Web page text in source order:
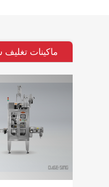
ماكينات